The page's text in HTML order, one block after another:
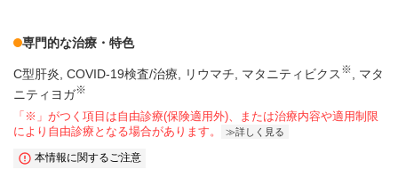
専門的な治療・特色
C型肝炎 COVID-19検査/治療 リウマチ マタニティビクス ※
マタ
ニティヨガ※
「※」がつく項目は自由診療(保険適用外)、または治療内容や適用制限
により自由診療となる場合があります。
詳しく見る
本情報に関するご注意